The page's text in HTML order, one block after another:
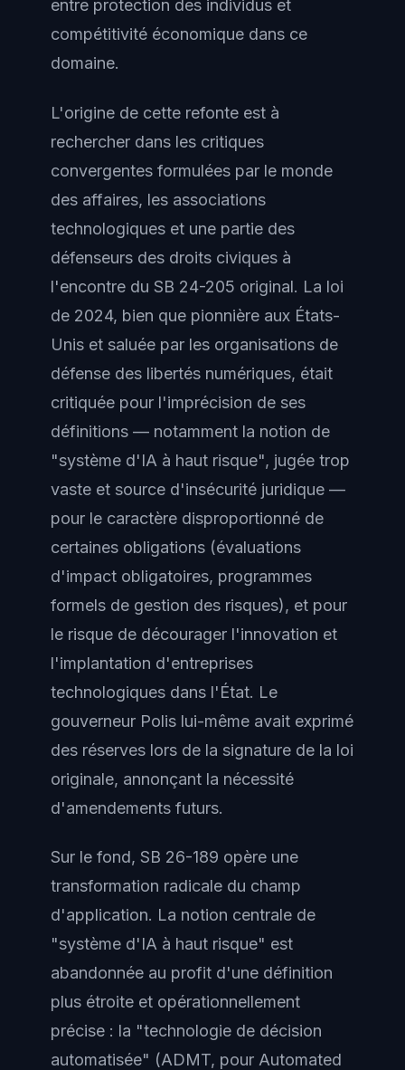
entre protection des individus et
compétitivité économique dans ce
domaine.
L'origine de cette refonte est à
rechercher dans les critiques
convergentes formulées par le monde
des affaires, les associations
technologiques et une partie des
défenseurs des droits civiques à
l'encontre du SB 24-205 original. La loi
de 2024, bien que pionnière aux États-
Unis et saluée par les organisations de
défense des libertés numériques, était
critiquée pour l'imprécision de ses
définitions — notamment la notion de
"système d'IA à haut risque", jugée trop
vaste et source d'insécurité juridique —
pour le caractère disproportionné de
certaines obligations (évaluations
d'impact obligatoires, programmes
formels de gestion des risques), et pour
le risque de décourager l'innovation et
l'implantation d'entreprises
technologiques dans l'État. Le
gouverneur Polis lui-même avait exprimé
des réserves lors de la signature de la loi
originale, annonçant la nécessité
d'amendements futurs.
Sur le fond, SB 26-189 opère une
transformation radicale du champ
d'application. La notion centrale de
"système d'IA à haut risque" est
abandonnée au profit d'une définition
plus étroite et opérationnellement
précise : la "technologie de décision
automatisée" (ADMT, pour Automated